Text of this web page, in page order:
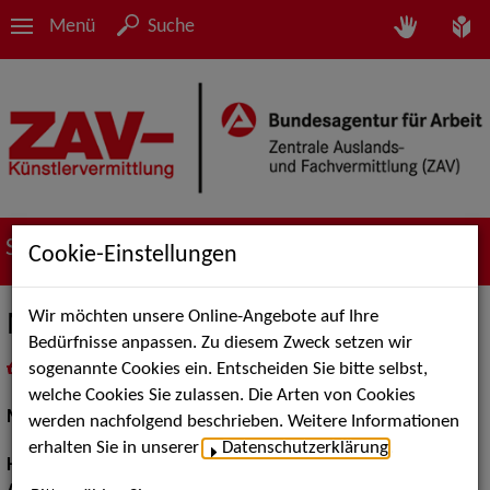
Menü Suche
Suche nach Künstler*innen
Marvin K.
als PDF speichern
inMeine Merklistelegen
Models / Werbung:Fotomodell, Dressman
Haarfarbe:
Cookie-Einstellungen
Wir möchten unsere Online-Angebote auf Ihre
Bedürfnisse anpassen. Zu diesem Zweck setzen wir
sogenannte Cookies ein. Entscheiden Sie bitte selbst,
welche Cookies Sie zulassen. Die Arten von Cookies
werden nachfolgend beschrieben. Weitere Informationen
erhalten Sie in unserer
Datenschutzerklärung